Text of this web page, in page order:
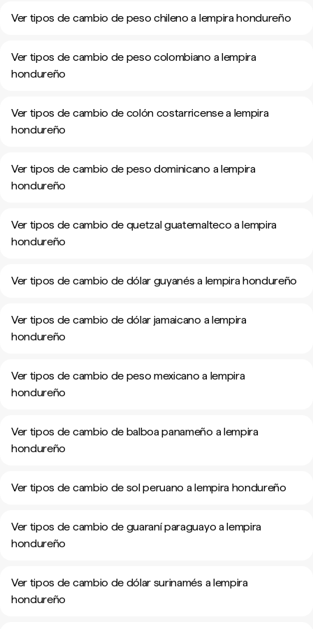
Ver tipos de cambio de peso chileno a lempira hondureño
Ver tipos de cambio de peso colombiano a lempira
hondureño
Ver tipos de cambio de colón costarricense a lempira
hondureño
Ver tipos de cambio de peso dominicano a lempira
hondureño
Ver tipos de cambio de quetzal guatemalteco a lempira
hondureño
Ver tipos de cambio de dólar guyanés a lempira hondureño
Ver tipos de cambio de dólar jamaicano a lempira
hondureño
Ver tipos de cambio de peso mexicano a lempira
hondureño
Ver tipos de cambio de balboa panameño a lempira
hondureño
Ver tipos de cambio de sol peruano a lempira hondureño
Ver tipos de cambio de guaraní paraguayo a lempira
hondureño
Ver tipos de cambio de dólar surinamés a lempira
hondureño